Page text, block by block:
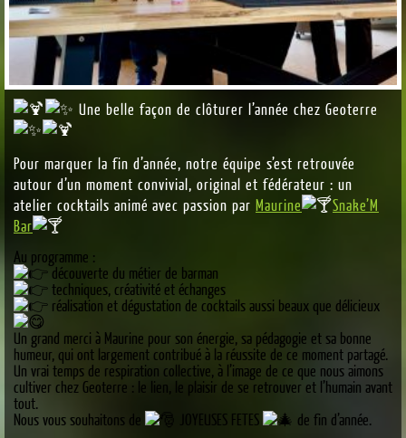
Une belle façon de clôturer l’année chez Geoterre
Pour marquer la fin d’année, notre équipe s’est retrouvée
autour d’un moment convivial, original et fédérateur : un
atelier cocktails animé avec passion par Maurine
Snake’M
Bar
Au programme :
découverte du métier de barman
techniques, créativité et échanges
réalisation et dégustation de cocktails aussi beaux que délicieux
Un grand merci à Maurine pour son énergie, sa pédagogie et sa bonne
humeur, qui ont largement contribué à la réussite de ce moment partagé.
Un vrai temps de respiration collective, à l’image de ce que nous aimons
cultiver chez Geoterre : le lien, le plaisir de se retrouver et l’humain avant
tout.
Nous vous souhaitons de
JOYEUSES FETES de fin d’année.